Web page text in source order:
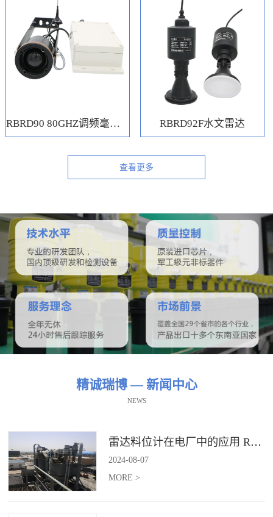
RBRD90 80GHZ调频毫米波水位计 RBRD92F水文雷达
查看更多
精诚瑞博 — 新闻中心
NEWS
雷达料位计在电厂中的应用 RBRDZB-71-6-C
2024-08-07
MORE >